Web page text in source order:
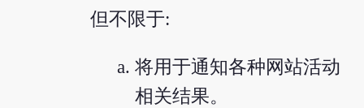
但不限于:
将用于通知各种网站活动
相关结果。